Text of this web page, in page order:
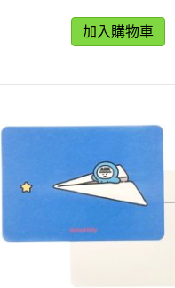
加入購物車